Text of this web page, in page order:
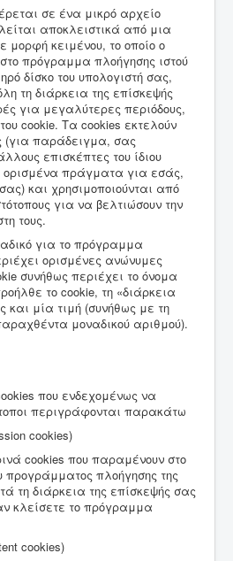
σε ένα μικρό αρχείο
αποκλειστικά από μια
μορφή κειμένου, το οποίο ο
πρόγραμμα πλοήγησης ιστού
δίσκο του υπολογιστή σας,
τη διάρκεια της επίσκεψής
για μεγαλύτερες περιόδους,
cookie. Τα cookies εκτελούν
(για παράδειγμα, σας
επισκέπτες του ίδιου
ορισμένα πράγματα για εσάς,
και χρησιμοποιούνται από
για να βελτιώσουν την
τους.
για το πρόγραμμα
ορισμένες ανώνυμες
συνήθως περιέχει το όνομα
το cookie, τη «διάρκεια
και μία τιμή (συνήθως με τη
μοναδικού αριθμού).
που ενδεχομένως να
περιγράφονται παρακάτω
cookies)
cookies που παραμένουν στο
προγράμματος πλοήγησης της
τη διάρκεια της επίσκεψής σας
κλείσετε το πρόγραμμα
cookies)